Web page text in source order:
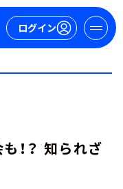
ログイン
！？ 知られざ